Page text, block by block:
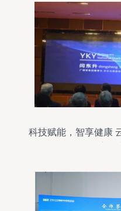
科技赋能，智享健康